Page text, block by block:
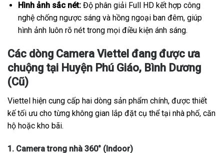
Hình ảnh sắc nét:Độ phân giải Full HD kết hợp công
nghệ chống ngược sáng và hồng ngoại ban đêm, giúp
hình ảnh luôn rõ nét trong mọi điều kiện ánh sáng.
Các dòng Camera Viettel đang được ưa
chuộng tại Huyện Phú Giáo, Bình Dương
(Cũ)
Viettel hiện cung cấp hai dòng sản phẩm chính, được thiết
kế tối ưu cho từng không gian lắp đặt cụ thể tại nhà phố, căn
hộ hoặc kho bãi.
1. Camera trong nhà 360° (Indoor)